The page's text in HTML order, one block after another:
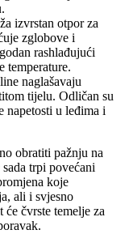
izvrstan otpor za
zglobove i
rashlađujući
temperature.
naglašavaju
tijelu. Odličan su
napetosti u leđima i
obratiti pažnju na
sada trpi povećani
koje
ali i svjesno
čvrste temelje za